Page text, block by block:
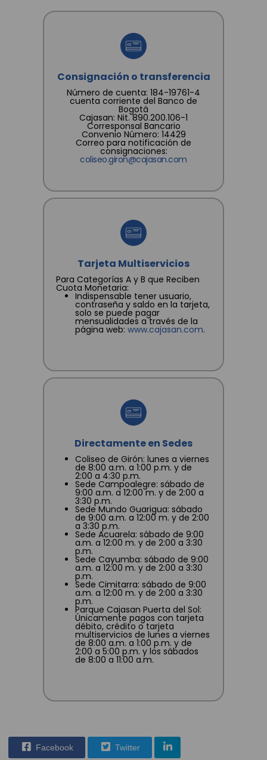
poseo autorización, de los otros titulares de datos
que suministro, para que CAJA SANTANDEREANA
tratamiento conforme a las finalidades
consignadas en la Política.
Consignación o transferencia
Número de cuenta: 184-19761-4
cuenta corriente del Banco de
Bogotá
Cajasan: Nit. 890.200.106-1
Corresponsal Bancario
Convenio Número: 14429
Correo para notificación de
consignaciones:
coliseo.giron@cajasan.com
Tarjeta Multiservicios
Para Categorías A y B que Reciben
Cuota Monetaria:
Indispensable tener usuario,
contraseña y saldo en la tarjeta,
solo se puede pagar
mensualidades a través de la
página web: www.cajasan.com.
Directamente en Sedes
Coliseo de Girón: lunes a viernes
de 8:00 a.m. a 1:00 p.m. y de
2:00 a 4:30 p.m.
Sede Campoalegre: sábado de
9:00 a.m. a 12:00 m. y de 2:00 a
3:30 p.m.
Sede Mundo Guarigua: sábado
de 9:00 a.m. a 12:00 m. y de 2:00
a 3:30 p.m.
Sede Acuarela: sábado de 9:00
a.m. a 12:00 m. y de 2:00 a 3:30
p.m.
Sede Cayumba: sábado de 9:00
a.m. a 12:00 m. y de 2:00 a 3:30
p.m.
Sede Cimitarra: sábado de 9:00
a.m. a 12:00 m. y de 2:00 a 3:30
p.m.
Parque Cajasan Puerta del Sol:
Únicamente pagos con tarjeta
débito, crédito o tarjeta
multiservicios de lunes a viernes
de 8:00 a.m. a 1:00 p.m. y de
2:00 a 5:00 p.m. y los sábados
de 8:00 a 11:00 a.m.
Facebook Twitter